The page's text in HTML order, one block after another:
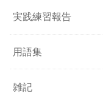
実践練習報告
用語集
雑記